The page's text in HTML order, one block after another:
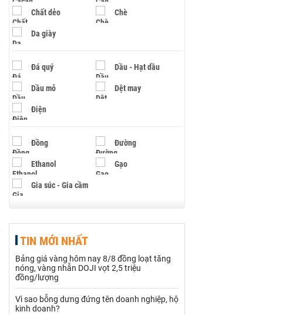
Chất dẻo Chè
Da giày
Đá quý Dầu - Hạt dầu
Dầu mỏ Dệt may
Điện
Đồng Đường
Ethanol Gạo
Gia súc - Gia cầm
Hạt điều
Khí đốt
Kim loại khác Mắc ca
TIN MỚI NHẤT
Bảng giá vàng hôm nay 8/8 đồng loạt tăng
nóng, vàng nhẫn DOJI vọt 2,5 triệu
đồng/lượng
Vì sao bỗng dưng đứng tên doanh nghiệp, hộ
kinh doanh?